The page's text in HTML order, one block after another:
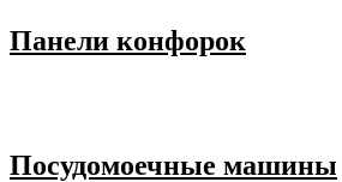
Панели конфорок
Посудомоечные машины